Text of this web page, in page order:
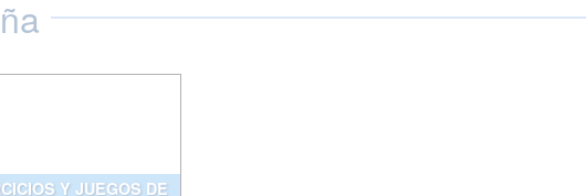
Y JUEGOS DE